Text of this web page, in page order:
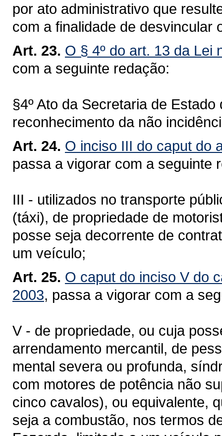
por ato administrativo que
com a finalidade de desvincular
Art. 23. O § 4º do art. 13 da Lei
com a seguinte redação:
§4º Ato da Secretaria de
reconhecimento da não
Art. 24. O inciso III do caput do
passa a vigorar com a seguinte
III - utilizados no transporte
(táxi), de propriedade de
posse seja decorrente de
um veículo;
Art. 25. O caput do inciso V do
2003, passa a vigorar com a
V - de propriedade, ou cuja
arrendamento mercantil, de
mental severa ou profunda,
com motores de potência não
cinco cavalos), ou equivalente,
seja a combustão, nos termos